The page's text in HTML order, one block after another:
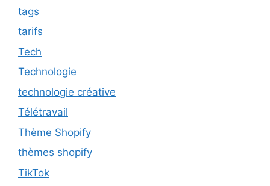
tags
tarifs
Tech
Technologie
technologie créative
Télétravail
Thème Shopify
thèmes shopify
TikTok